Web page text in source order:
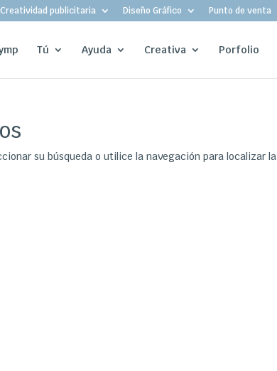
Creatividad publicitaria Diseño Gráfico Punto de venta
Tú Ayuda Creativa Porfolio
su búsqueda o utilice la navegación para localizar la